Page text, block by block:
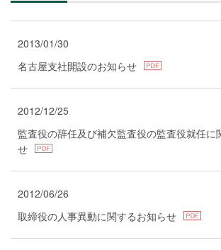
2013/01/30
名古屋支社開設のお知らせ
2012/12/25
監査役の辞任及び補欠監査役の監査役就任に
せ
2012/06/26
取締役の人事異動に関するお知らせ